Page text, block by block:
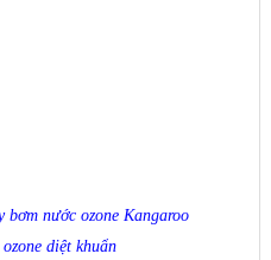
nước ozone Kangaroo
diệt khuẩn